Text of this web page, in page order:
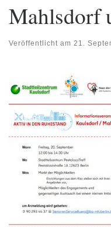
Mahlsdorf
Veröffentlicht am 21.